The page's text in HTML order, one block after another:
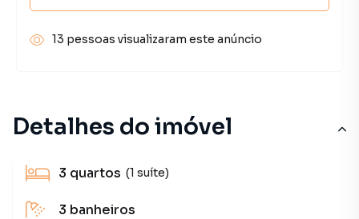
Detalhes do imóvel
3 quartos (1 suíte)
3 banheiros
13 pessoas visualizaram este anúncio